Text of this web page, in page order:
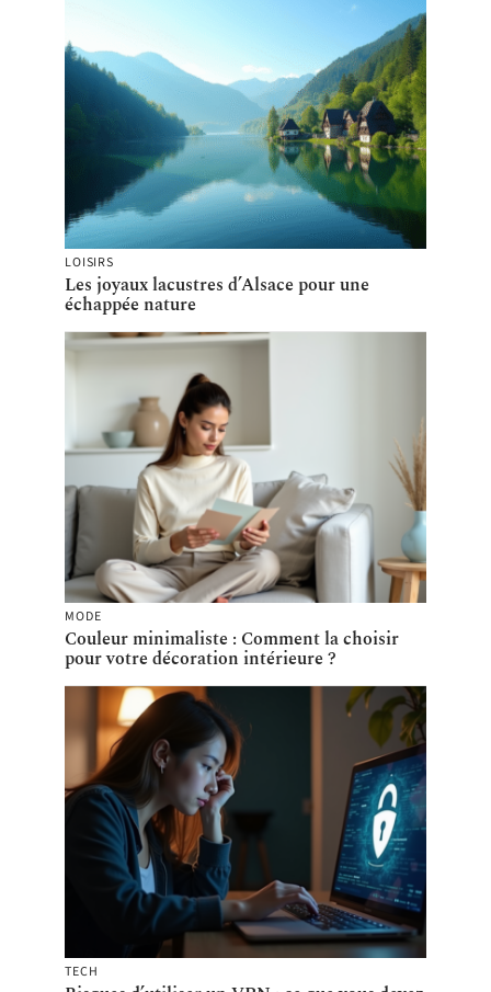
LOISIRS
Les joyaux lacustres d’Alsace pour une
échappée nature
MODE
Couleur minimaliste : Comment la choisir
pour votre décoration intérieure ?
TECH